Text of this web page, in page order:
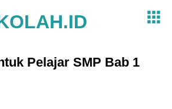
Pelajar SMP Bab 1